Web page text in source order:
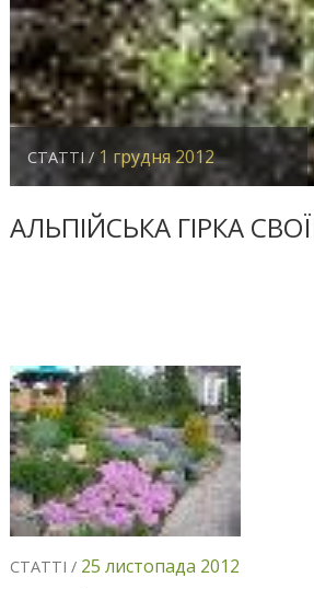
СТАТТІ / 1 грудня 2012
АЛЬПІЙСЬКА ГІРКА
СТАТТІ / 25 листопада 2012